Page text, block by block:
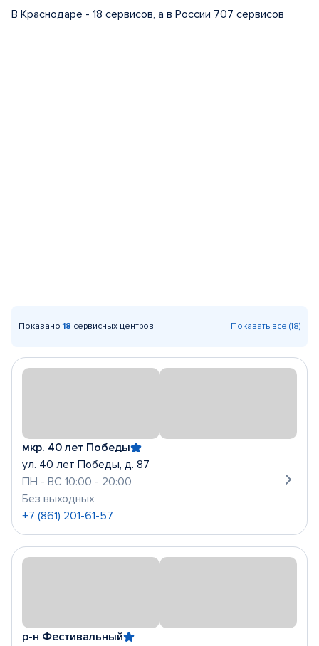
В Краснодаре - 18 сервисов, а в России 707 сервисов
Показано 18 сервисных центров Показать все (18)
мкр. 40 лет Победы
ул. 40 лет Победы, д. 87
ПН - ВС 10:00 - 20:00
Без выходных
+7 (861) 201-61-57
р-н Фестивальный